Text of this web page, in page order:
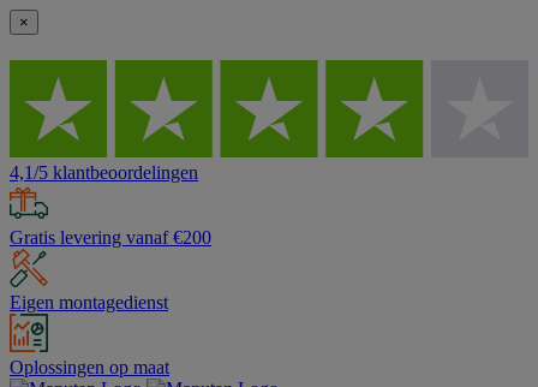
×
4,1/5 klantbeoordelingen
Gratis levering vanaf €200
Eigen montagedienst
Oplossingen op maat